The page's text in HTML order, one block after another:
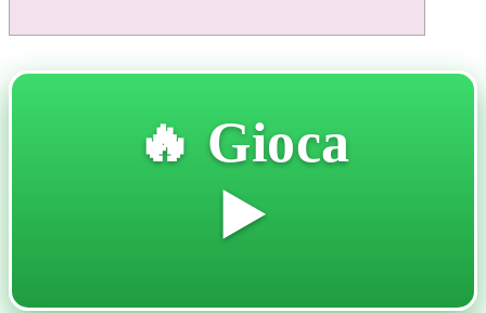
🔥 Gioca
▶️